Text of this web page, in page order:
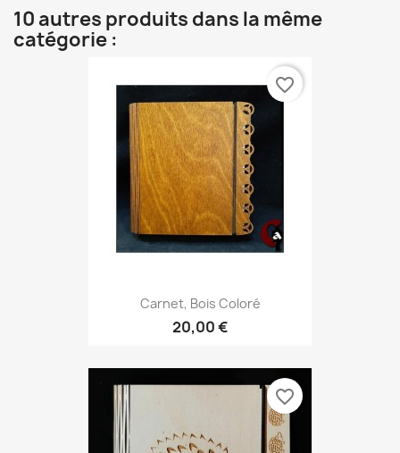
10 autres produits dans la même
catégorie :
Carnet, Bois Coloré
20,00 €
favorite_border
favorite_border